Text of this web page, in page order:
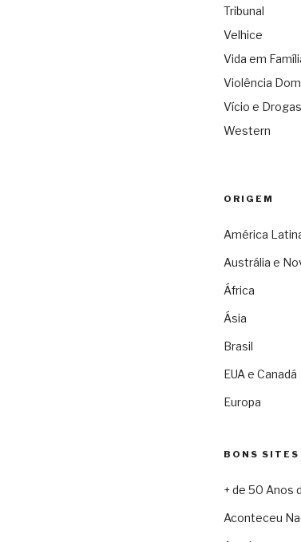
Tribunal
Velhice
Vida em
Violência
Vício e Drogas
Western
ORIGEM
América
Austrália e
África
Ásia
Brasil
EUA e Canadá
Europa
BONS SITES
+ de 50 Anos
Aconteceu